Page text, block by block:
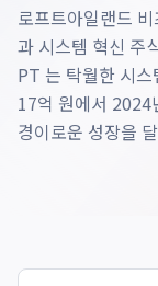
로프트아일랜드
과 시스템 혁신 주
PT 는 탁월한 시
17억 원에서 2024
경이로운 성장을